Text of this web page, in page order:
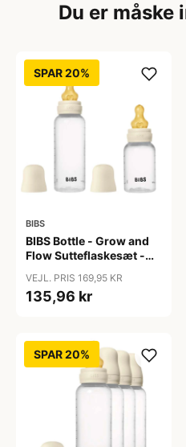
Du er måske
SPAR 20%
BIBS
BIBS Bottle - Grow and
Flow Sutteflaskesæt -
Naturgummi/Rund -
150ml/270ml - 2-Pak -
VEJL. PRIS 169,95 KR
135,96 kr
SPAR 20%